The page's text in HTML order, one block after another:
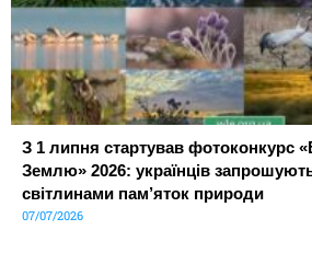
З 1 липня стартував фотоконкурс
Землю» 2026: українців
світлинами пам’яток природи
07/07/2026